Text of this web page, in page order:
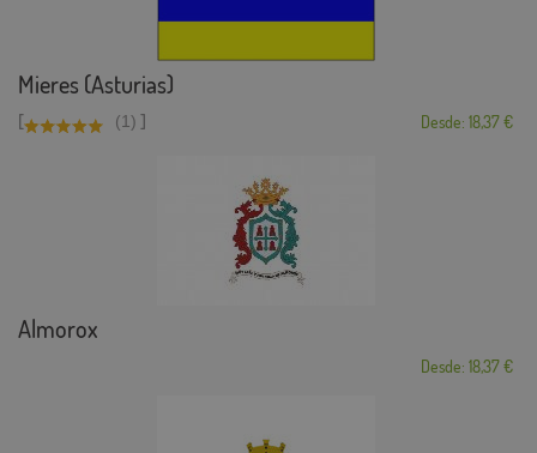
Mieres (Asturias)
[ (1) ] Desde: 18,37 €
Almorox
Desde: 18,37 €